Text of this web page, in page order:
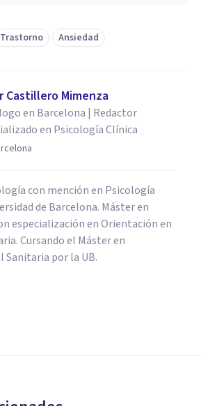
Trastorno Ansiedad
Castillero Mimenza
en Barcelona | Redactor
en Psicología Clínica
con mención en Psicología
de Barcelona. Máster en
especialización en Orientación en
Cursando el Máster en
Sanitaria por la UB.